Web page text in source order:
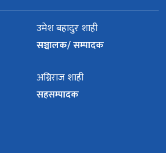
उमेश बहादुर शाही
सञ्चालक/ सम्पादक
अग्निराज शाही
सहसम्पादक